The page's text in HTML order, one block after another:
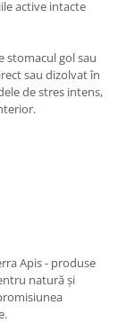
active intacte
stomacul gol sau
sau dizolvat în
de stres intens,
Apis - produse
natură și